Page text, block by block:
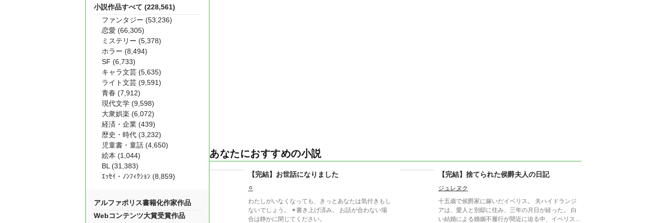
あなたにおすすめの小説
【完結】お世話になりました
⚪︎
わたしがいなくなっても、きっとあなたは気付きもし
ないでしょう。 ✴︎書き上げ済み。 お話が合わない場
合は静かに閉じてください。
【完結】捨てられた侯爵夫人の日記
ジュレヌク
十五歳で侯爵家に嫁いだイベリス。 夫ハイドランジ
アは、愛人と別邸に住み、三年の月日が経った。 白
い結婚による婚姻不履行が間近に迫る中、イベリス
小説作品すべて (228,561)
ファンタジー (53,236)
恋愛 (66,305)
ミステリー (5,378)
ホラー (8,494)
SF (6,733)
キャラ文芸 (5,635)
ライト文芸 (9,591)
青春 (7,912)
現代文学 (9,598)
大衆娯楽 (6,072)
経済・企業 (439)
歴史・時代 (3,232)
児童書・童話 (4,650)
絵本 (1,044)
BL (31,383)
ｴｯｾｲ・ﾉﾝﾌｨｸｼｮﾝ (8,859)
アルファポリス書籍化作家作品
Webコンテンツ大賞受賞作品